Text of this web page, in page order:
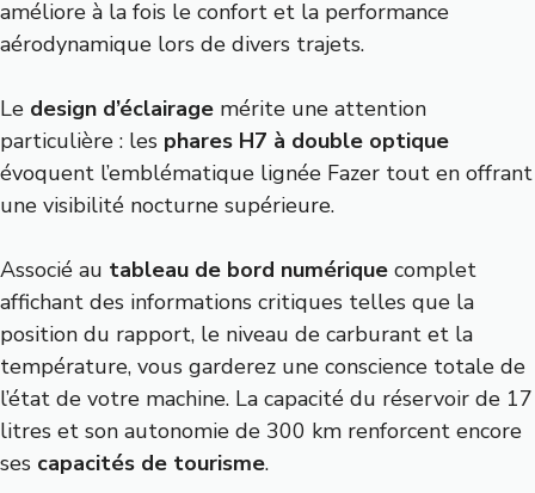
améliore à la fois le confort et la performance
aérodynamique lors de divers trajets.
Le design d’éclairage mérite une attention
particulière : les phares H7 à double optique
évoquent l’emblématique lignée Fazer tout en offrant
une visibilité nocturne supérieure.
Associé au tableau de bord numérique complet
affichant des informations critiques telles que la
position du rapport, le niveau de carburant et la
température, vous garderez une conscience totale de
l’état de votre machine. La capacité du réservoir de 17
litres et son autonomie de 300 km renforcent encore
ses capacités de tourisme.